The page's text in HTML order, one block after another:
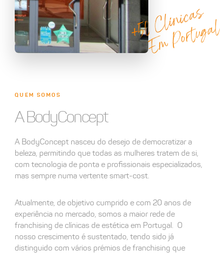
+50 Clínicas
Em
QUEM SOMOS
A BodyConcept
A BodyConcept nasceu do desejo de democratizar a
beleza, permitindo que todas as mulheres tratem de si,
com tecnologia de ponta e profissionais especializados,
mas sempre numa vertente smart-cost.
Atualmente, de objetivo cumprido e com 20 anos de
experiência no mercado, somos a maior rede de
franchising de clínicas de estética em Portugal. O
nosso crescimento é sustentado, tendo sido já
distinguido com vários prémios de franchising que